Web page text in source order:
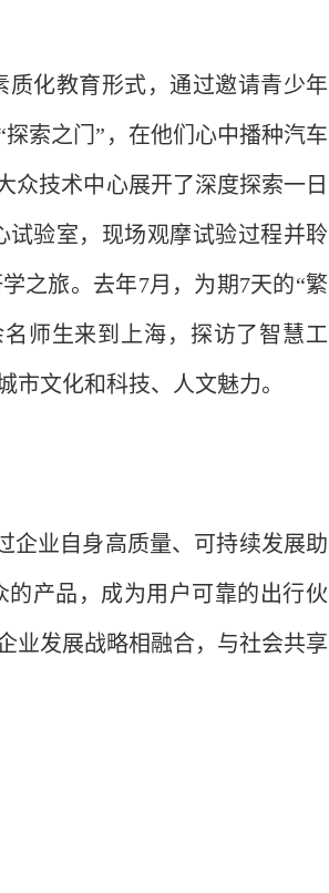
化教育形式，通过邀请青少年
索之门”，在他们心中播种汽车
众技术中心展开了深度探索一日
验室，现场观摩试验过程并聆
之旅。去年7月，为期7天的“繁
师生来到上海，探访了智慧工
文化和科技、人文魅力。
企业自身高质量、可持续发展助
产品，成为用户可靠的出行伙
业发展战略相融合，与社会共享